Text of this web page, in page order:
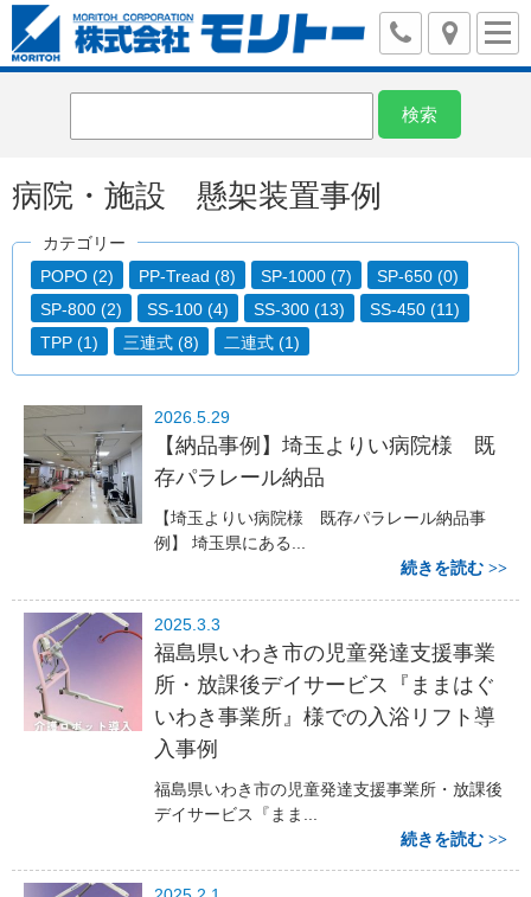
病院・施設 懸架装置事例
カテゴリー
POPO (2)
PP-Tread (8) SP-1000 (7)
SP-650 (0)
SP-800 (2)
SS-100 (4) SS-300 (13)
SS-450 (11)
TPP (1)
三連式 (8) 二連式 (1)
2026.5.29
【納品事例】埼玉よりい病院様 既
存パラレール納品
【埼玉よりい病院様 既存パラレール納品事
例】 埼玉県にある...
続きを読む
2025.3.3
福島県いわき市の児童発達支援事業
所・放課後デイサービス『ままはぐ
いわき事業所』様での入浴リフト導
入事例
福島県いわき市の児童発達支援事業所・放課後
デイサービス『まま...
続きを読む